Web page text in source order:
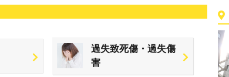
過失致死傷・過失傷
害